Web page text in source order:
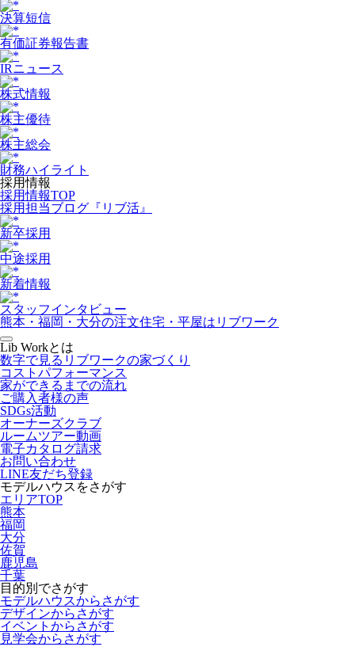
決算短信
有価証券報告書
IRニュース
株式情報
株主優待
株主総会
財務ハイライト
採用情報
採用情報TOP
採用担当ブログ『リブ活』
新卒採用
中途採用
新着情報
スタッフインタビュー
熊本・福岡・大分の注文住宅・平屋はリブワーク
Lib Workとは
数字で見るリブワークの家づくり
コストパフォーマンス
家ができるまでの流れ
ご購入者様の声
SDGs活動
オーナーズクラブ
ルームツアー動画
電子カタログ請求
お問い合わせ
LINE友だち登録
モデルハウスをさがす
エリアTOP
熊本
福岡
大分
佐賀
鹿児島
千葉
目的別でさがす
モデルハウスからさがす
デザインからさがす
イベントからさがす
見学会からさがす